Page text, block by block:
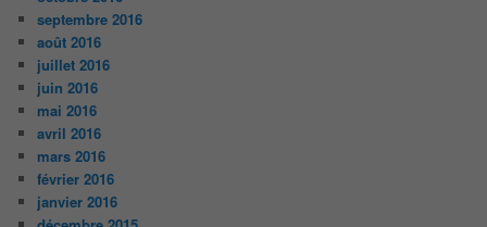
septembre 2016
août 2016
juillet 2016
juin 2016
mai 2016
avril 2016
mars 2016
février 2016
janvier 2016